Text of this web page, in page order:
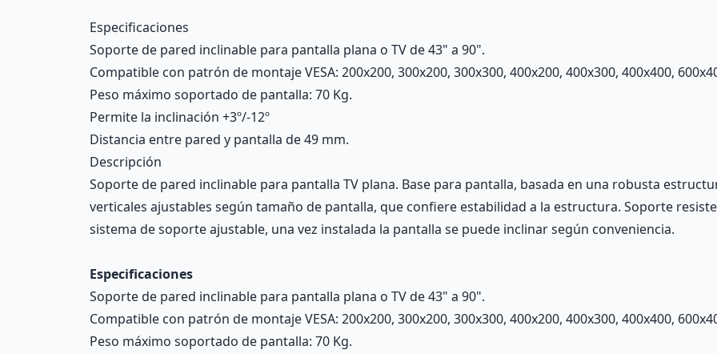
Description
Especificaciones
Soporte de pared inclinable para pantalla plana o TV de 43" a 90".
Compatible con patrón de montaje VESA: 200x200, 300x200, 300x300, 400x200, 400x300, 400x400,
Peso máximo soportado de pantalla: 70 Kg.
Permite la inclinación +3º/-12º
Distancia entre pared y pantalla de 49 mm.
Descripción
Soporte de pared inclinable para pantalla TV plana. Base para pantalla, basada en una robusta
verticales ajustables según tamaño de pantalla, que confiere estabilidad a la estructura. Soporte
sistema de soporte ajustable, una vez instalada la pantalla se puede inclinar según conveniencia.
Especificaciones
Soporte de pared inclinable para pantalla plana o TV de 43" a 90".
Compatible con patrón de montaje VESA: 200x200, 300x200, 300x300, 400x200, 400x300, 400x400,
Peso máximo soportado de pantalla: 70 Kg.